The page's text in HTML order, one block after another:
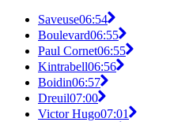
Saveuse06:54
Boulevard06:55
Paul Cornet06:55
Kintrabell06:56
Boidin06:57
Dreuil07:00
Victor Hugo07:01